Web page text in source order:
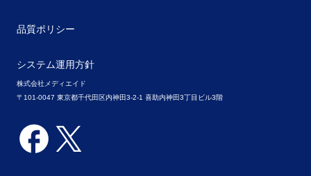
株式会社メディエイド
〒101-0047 東京都千代田区内神田3-2-1 喜助内神田3丁目ビル3階
品質ポリシー
システム運用方針